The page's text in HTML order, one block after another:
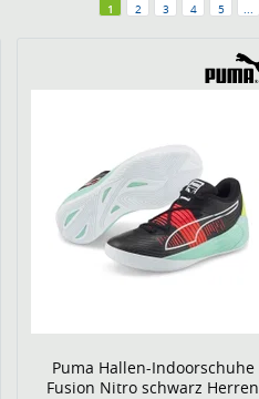
1 2 3 4 5 ...
Puma Hallen-Indoorschuhe
Fusion Nitro schwarz Herren